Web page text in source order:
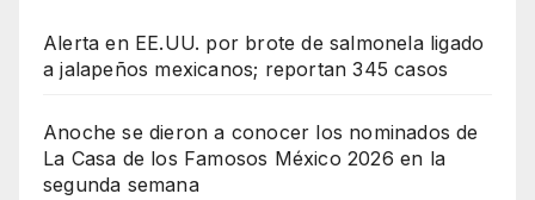
Alerta en EE.UU. por brote de salmonela ligado
a jalapeños mexicanos; reportan 345 casos
Anoche se dieron a conocer los nominados de
La Casa de los Famosos México 2026 en la
segunda semana